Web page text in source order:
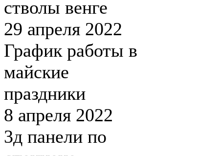
стволы венге
29 апреля 2022
График работы в
майские
праздники
8 апреля 2022
3д панели по